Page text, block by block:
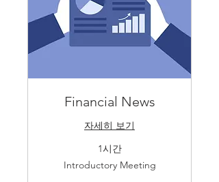
Financial News
자세히 보기
1시간
Introductory
MeetingIntroductory Meeting